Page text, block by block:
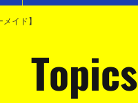
イド】
Topics